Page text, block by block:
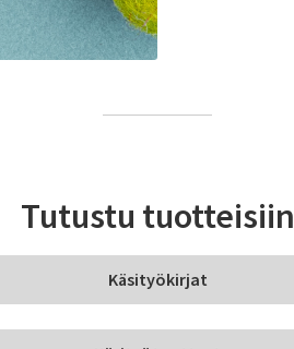
Tutustu tuotteisiin
Käsityökirjat